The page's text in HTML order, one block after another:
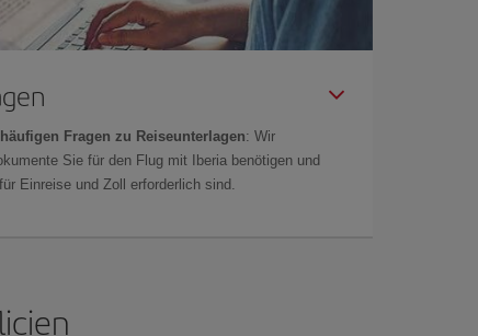
häufigen Fragen zu Reiseunterlagen: Wir
Sie für den Flug mit Iberia benötigen und
Einreise und Zoll erforderlich sind.